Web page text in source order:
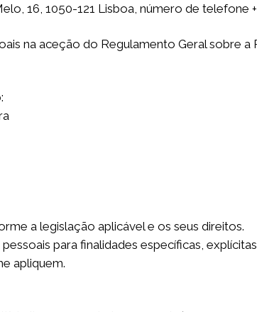
16, 1050-121 Lisboa, número de telefone
na aceção do Regulamento Geral sobre a
a legislação aplicável e os seus direitos.
para finalidades específicas,
apliquem.